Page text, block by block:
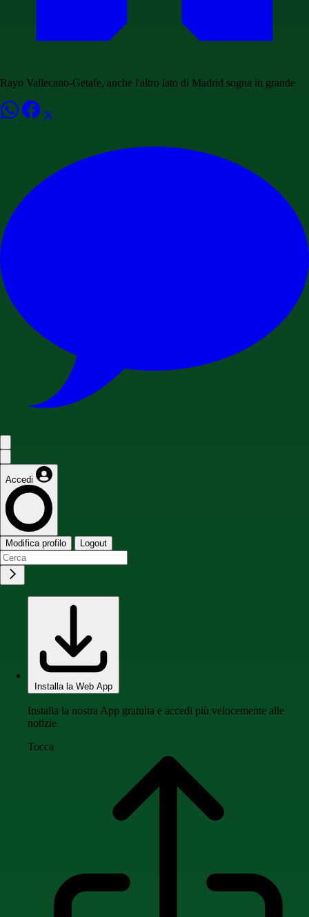
Rayo Vallecano-Getafe, anche l'altro lato di Madrid sogna in grande
Accedi
Modifica profilo Logout
Installa la Web App
Installa la nostra App gratuita e accedi più velocemente alle
notizie
Tocca